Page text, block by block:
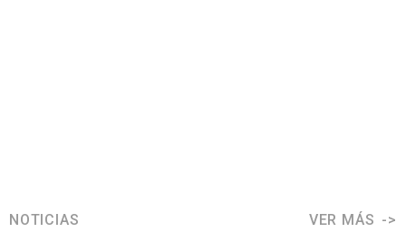
NOTICIAS VER MÁS